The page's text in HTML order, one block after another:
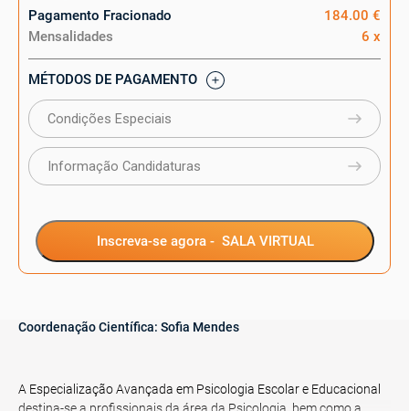
Pagamento Fracionado
184.00 €
Mensalidades
6 x
MÉTODOS DE PAGAMENTO
Condições Especiais
Informação Candidaturas
Inscreva-se agora - SALA VIRTUAL
Coordenação Científica: Sofia Mendes
A Especialização Avançada em Psicologia Escolar e Educacional